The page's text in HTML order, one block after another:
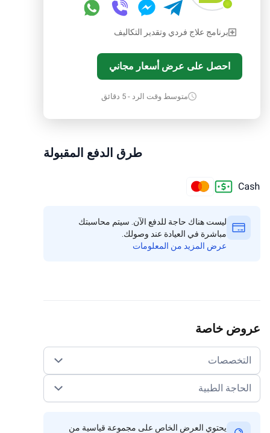
برنامج علاج فردي وتقدير التكاليف
احصل على عرض أسعار مجاني
متوسط وقت الرد - 5 دقائق
طرق الدفع المقبولة
ليست هناك حاجة للدفع الآن. سيتم محاسبتك
مباشرة في العيادة عند وصولك.
عرض المزيد من المعلومات
خاصة
الطبية
يحتوي العرض الخاص على مجموعة قياسية من